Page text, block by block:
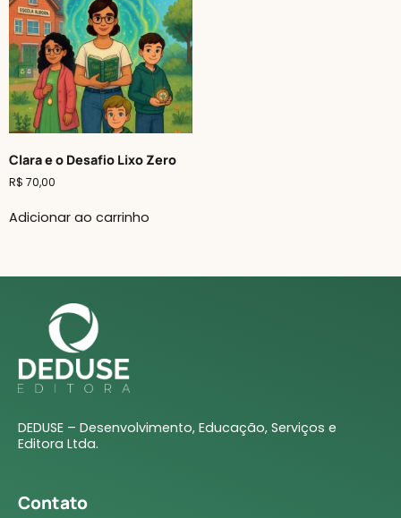
Clara e o Desafio Lixo Zero
R$ 70,00
Adicionar ao carrinho
DEDUSE – Desenvolvimento, Educação, Serviços e
Editora Ltda.
Contato